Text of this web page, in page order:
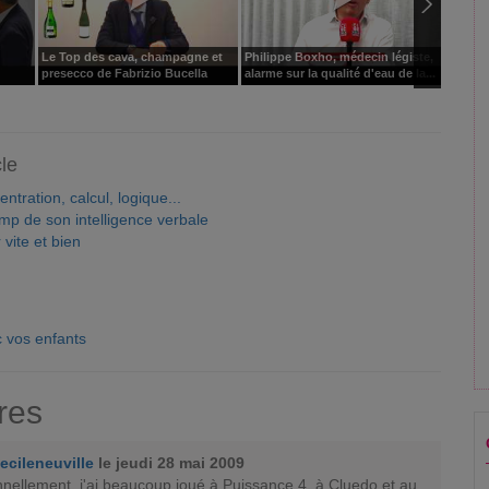
Le Top des cava, champagne et
presecco de Fabrizio Bucella
Philippe Boxho, médecin légiste,
alarme sur la qualité d'eau de la...
calcul, logique...
de son intelligence verbale
vite et bien
vos enfants
le jeudi 28 mai 2009
j'ai beaucoup joué à Puissance 4, à Cluedo et au